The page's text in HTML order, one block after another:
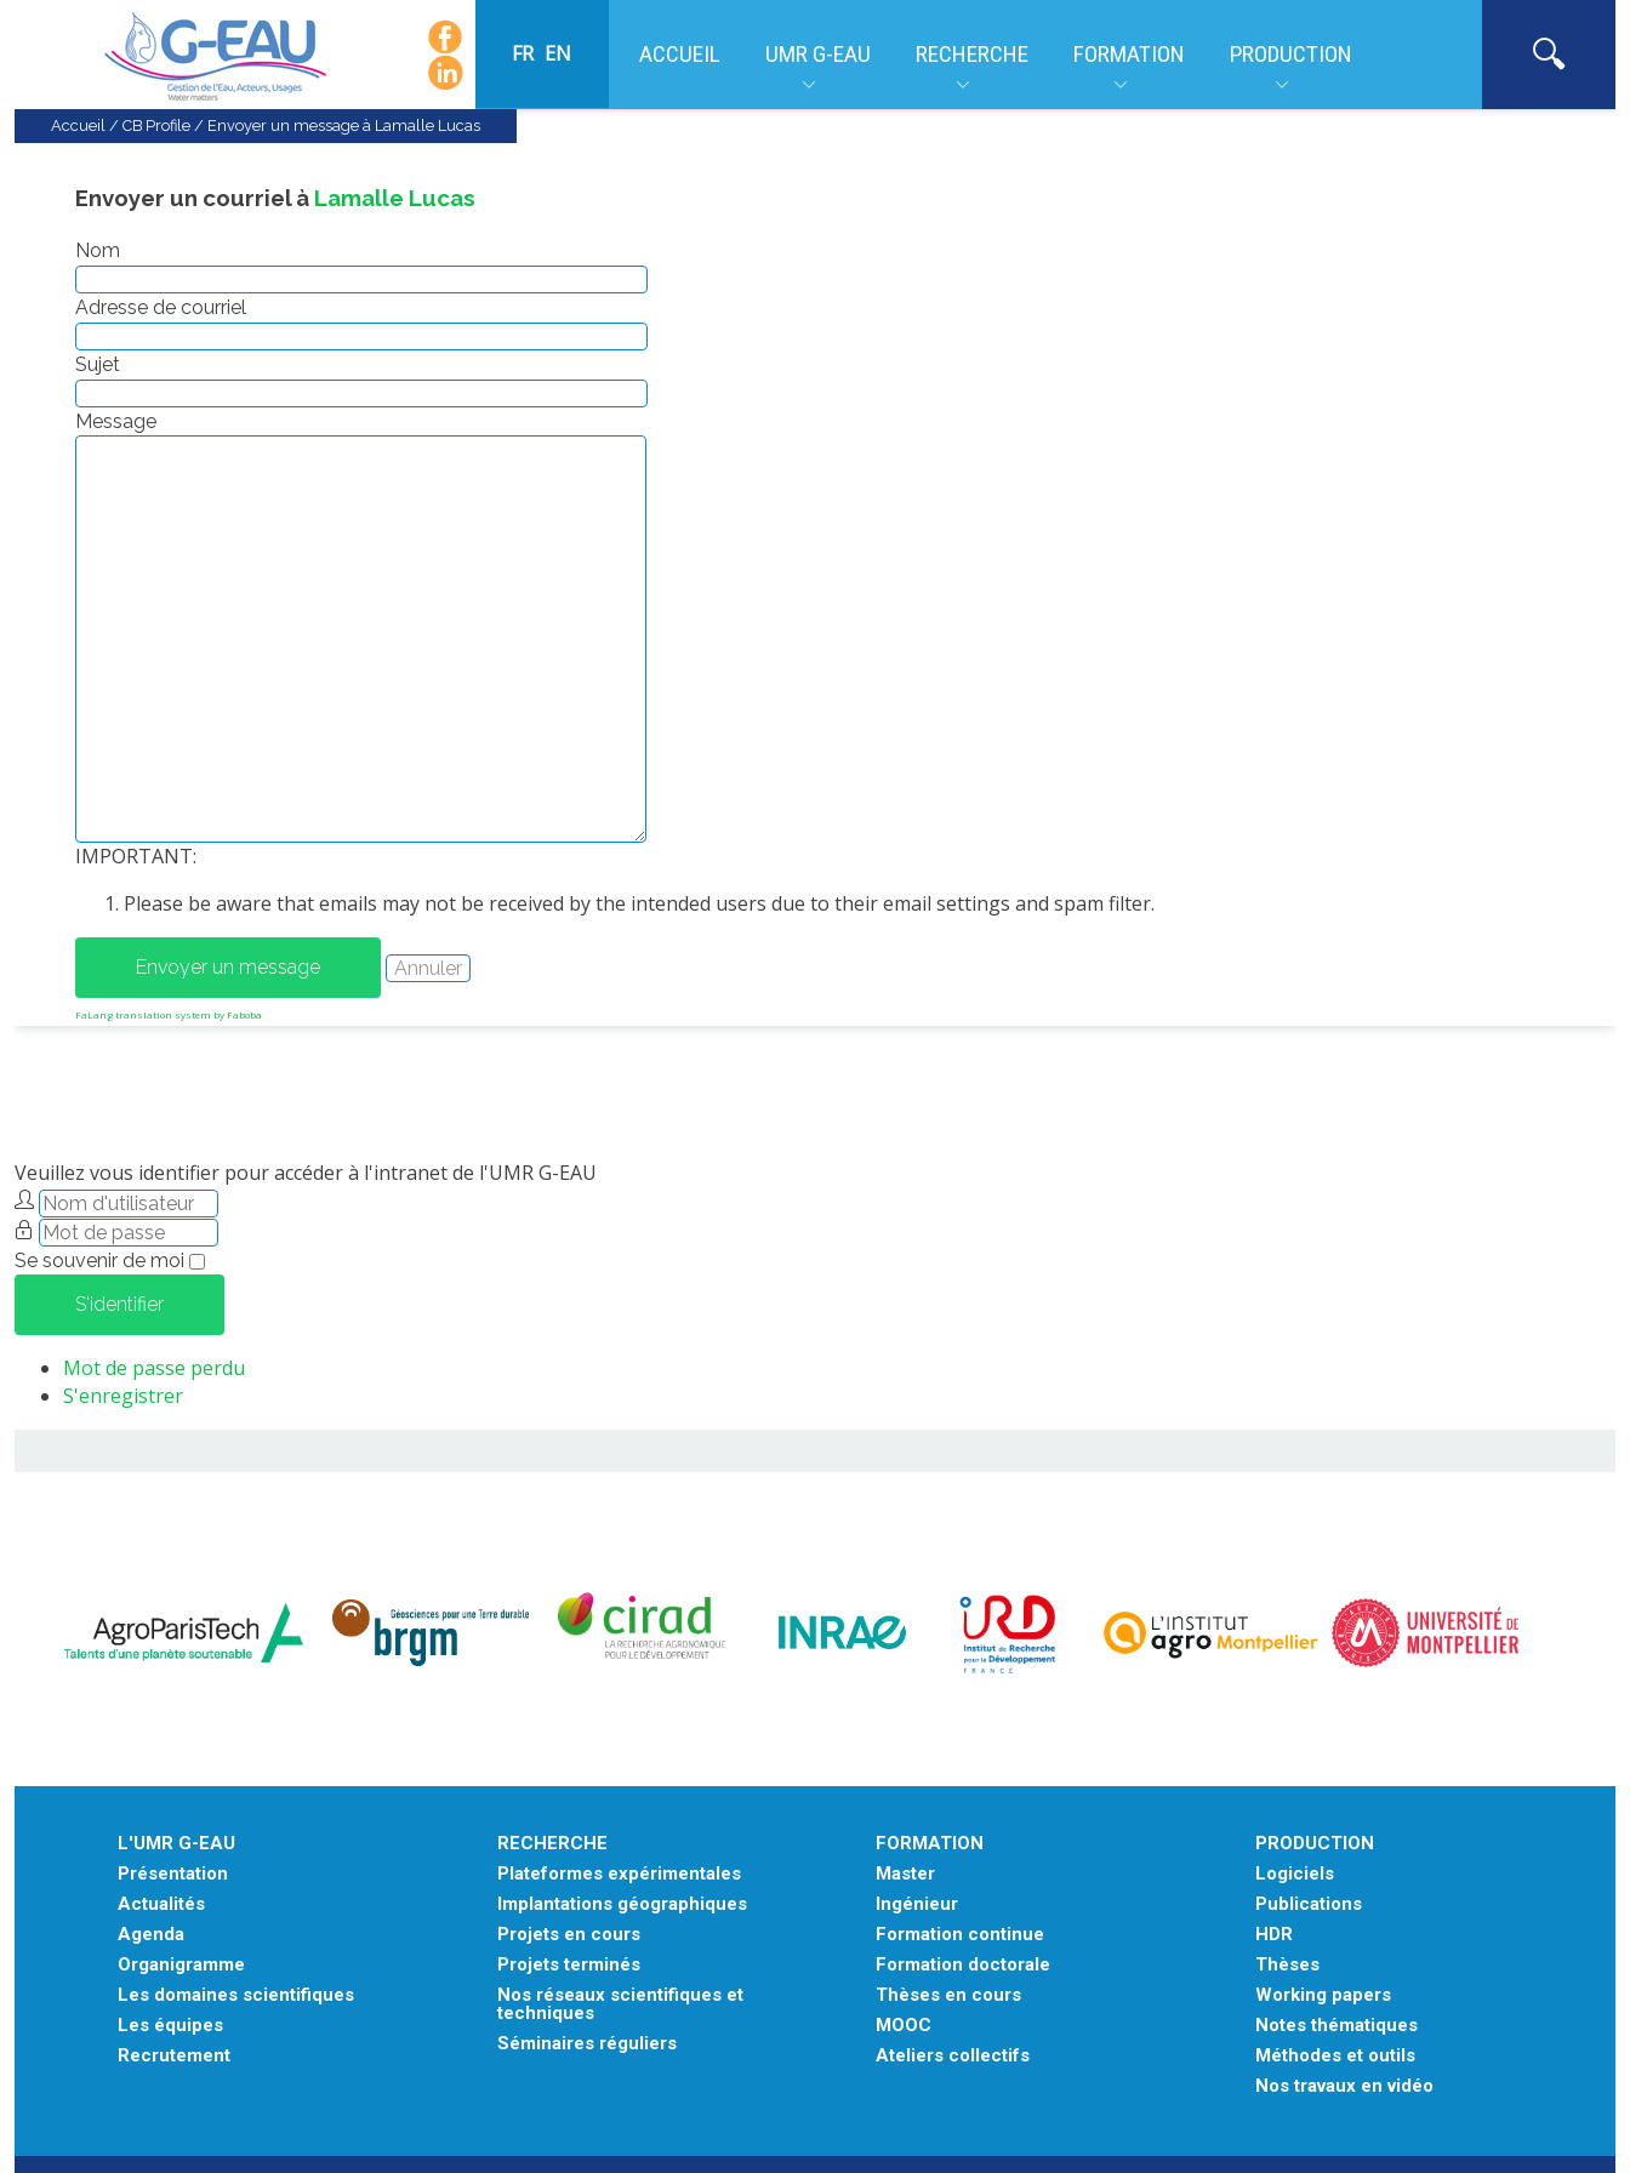
FR EN ACCUEIL UMR G-EAU RECHERCHE FORMATION PRODUCTION
Accueil / CB Profile / Envoyer un message à Lamalle Lucas
Envoyer un courriel à Lamalle Lucas
Nom
Adresse de courriel
Sujet
Message
IMPORTANT:
Please be aware that emails may not be received by the intended users due to their email settings and spam filter.
FaLang translation system by Faboba
Veuillez vous identifier pour accéder à l'intranet de l'UMR G-EAU
Se souvenir de moi
S'identifier
Mot de passe perdu
S'enregistrer
L'UMR G-EAU
Présentation
Actualités
Agenda
Organigramme
Les domaines scientifiques
Les équipes
Recrutement
RECHERCHE
Plateformes expérimentales
Implantations géographiques
Projets en cours
Projets terminés
Nos réseaux scientifiques et
techniques
Séminaires réguliers
FORMATION
Master
Ingénieur
Formation continue
Formation doctorale
Thèses en cours
MOOC
Ateliers collectifs
PRODUCTION
Logiciels
Publications
HDR
Thèses
Working papers
Notes thématiques
Méthodes et outils
Nos travaux en vidéo